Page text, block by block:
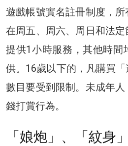
遊戲帳號實名註冊制度，
在周五、周六、周日和法
提供1小時服務，其他時間
供。16歲以下的，凡購買「
數目要受到限制。未成年
錢打賞行為。
「娘炮」、「紋身